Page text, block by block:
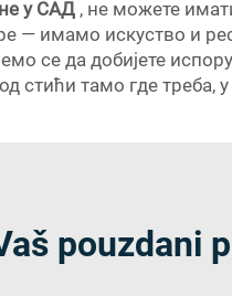
у САД , не можете
— имамо искуство и
се да добијете
стићи тамо где треба,
pouzdani